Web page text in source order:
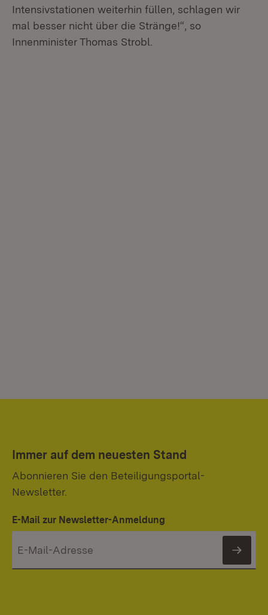
Intensivstationen weiterhin füllen, schlagen wir
mal besser nicht über die Stränge!“, so
Innenminister Thomas Strobl.
Immer auf dem neuesten Stand
Abonnieren Sie den Beteiligungsportal-
Newsletter.
E-Mail zur Newsletter-Anmeldung